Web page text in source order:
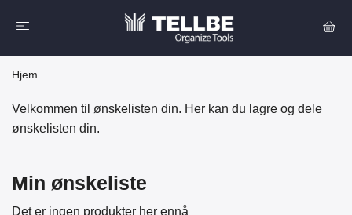
Hjem
Velkommen til ønskelisten din. Her kan du lagre og dele
ønskelisten din.
Min ønskeliste
Det er ingen produkter her ennå